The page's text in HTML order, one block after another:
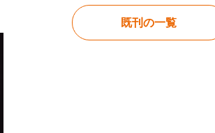
既刊の一覧